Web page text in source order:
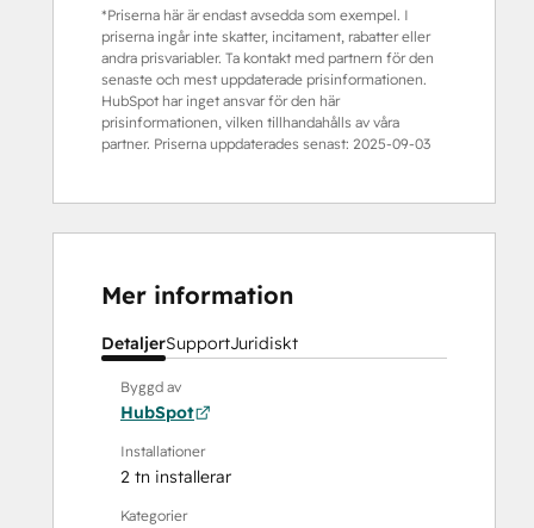
*Priserna här är endast avsedda som exempel. I
priserna ingår inte skatter, incitament, rabatter eller
andra prisvariabler. Ta kontakt med partnern för den
senaste och mest uppdaterade prisinformationen.
HubSpot har inget ansvar för den här
prisinformationen, vilken tillhandahålls av våra
partner. Priserna uppdaterades senast: 2025-09-03
Mer information
DetaljerSupportJuridiskt
Byggd av
HubSpot
Installationer
2 tn installerar
Kategorier